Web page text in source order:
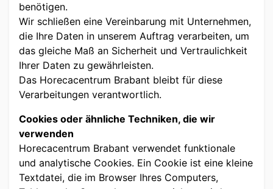
benötigen.
Wir schließen eine Vereinbarung mit Unternehmen,
die Ihre Daten in unserem Auftrag verarbeiten, um
das gleiche Maß an Sicherheit und Vertraulichkeit
Ihrer Daten zu gewährleisten.
Das Horecacentrum Brabant bleibt für diese
Verarbeitungen verantwortlich.
Cookies oder ähnliche Techniken, die wir
verwenden
Horecacentrum Brabant verwendet funktionale
und analytische Cookies. Ein Cookie ist eine kleine
Textdatei, die im Browser Ihres Computers,